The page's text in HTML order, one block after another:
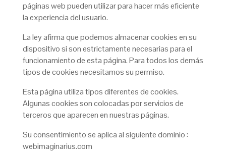
páginas web pueden utilizar para hacer más eficiente
la experiencia del usuario.
La ley afirma que podemos almacenar cookies en su
dispositivo si son estrictamente necesarias para el
funcionamiento de esta página. Para todos los demás
tipos de cookies necesitamos su permiso.
Esta página utiliza tipos diferentes de cookies.
Algunas cookies son colocadas por servicios de
terceros que aparecen en nuestras páginas.
Su consentimiento se aplica al siguiente dominio :
webimaginarius.com